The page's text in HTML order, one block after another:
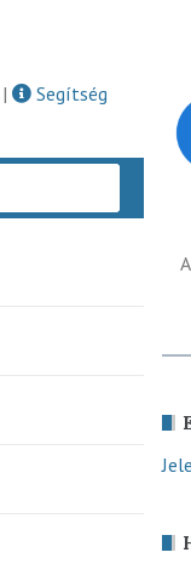
|
Segítség
A